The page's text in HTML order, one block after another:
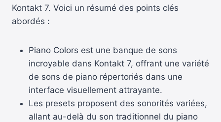
Kontakt 7. Voici un résumé des points clés
abordés :
Piano Colors est une banque de sons
incroyable dans Kontakt 7, offrant une variété
de sons de piano répertoriés dans une
interface visuellement attrayante.
Les presets proposent des sonorités variées,
allant au-delà du son traditionnel du piano